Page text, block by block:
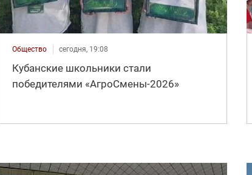
Общество сегодня, 19:08
Кубанские школьники стали
победителями «АгроСмены-2026»